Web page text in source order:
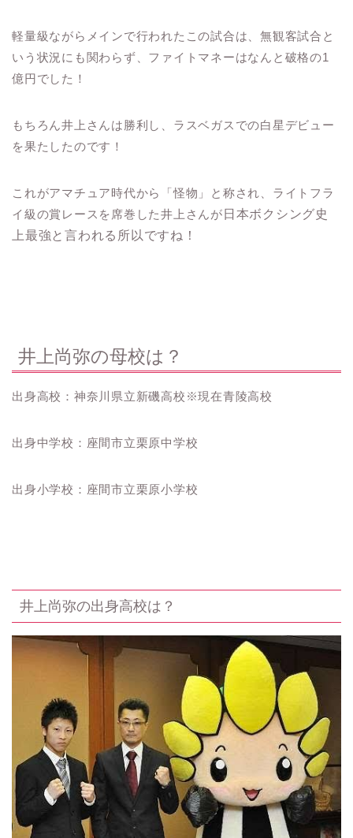
軽量級ながらメインで行われたこの試合は、無観客試合と
いう状況にも関わらず、ファイトマネーはなんと破格の1
億円でした！
もちろん井上さんは勝利し、ラスベガスでの白星デビュー
を果たしたのです！
これがアマチュア時代から「怪物」と称され、ライトフラ
イ級の賞レースを席巻した井上さんが 日本ボクシング史
上最強と言われる所以ですね！
井上尚弥の母校は？
出身高校：神奈川県立新磯高校※現在青陵高校
出身中学校：座間市立栗原中学校
出身小学校：座間市立栗原小学校
井上尚弥の出身高校は？